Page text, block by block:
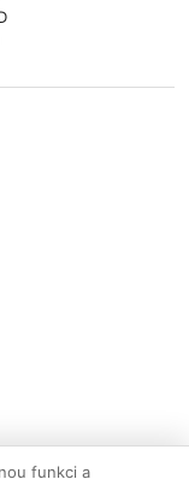
funkci a